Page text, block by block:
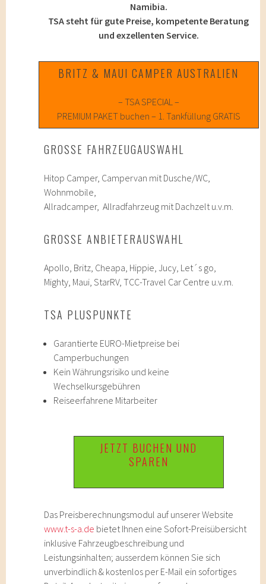
Namibia.
TSA steht für gute Preise, kompetente Beratung
und exzellenten Service.
BRITZ & MAUI CAMPER AUSTRALIEN
– TSA SPECIAL –
PREMIUM PAKET buchen – 1. Tankfüllung GRATIS
GROSSE FAHRZEUGAUSWAHL
Hitop Camper, Campervan mit Dusche/WC,
Wohnmobile,
Allradcamper, Allradfahrzeug mit Dachzelt u.v.m.
GROSSE ANBIETERAUSWAHL
Apollo, Britz, Cheapa, Hippie, Jucy, Let´s go,
Mighty, Maui, StarRV, TCC-Travel Car Centre u.v.m.
TSA PLUSPUNKTE
Garantierte EURO-Mietpreise bei
Camperbuchungen
Kein Währungsrisiko und keine
Wechselkursgebühren
Reiseerfahrene Mitarbeiter
JETZT BUCHEN UND
SPAREN
Das Preisberechnungsmodul auf unserer Website
www.t-s-a.de bietet Ihnen eine Sofort-Preisübersicht
inklusive Fahrzeugbeschreibung und
Leistungsinhalten; ausserdem können Sie sich
unverbindlich & kostenlos per E-Mail ein sofortiges